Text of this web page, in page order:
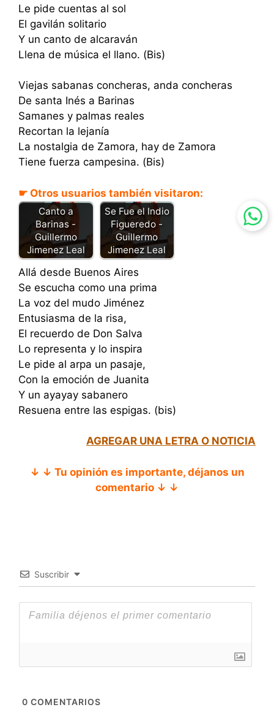
Le pide cuentas al sol
El gavilán solitario
Y un canto de alcaraván
Llena de música el llano. (Bis)
Viejas sabanas concheras, anda concheras
De santa Inés a Barinas
Samanes y palmas reales
Recortan la lejanía
La nostalgia de Zamora, hay de Zamora
Tiene fuerza campesina. (Bis)
☛ Otros usuarios también visitaron:
Canto a
Barinas -
Guillermo
Jimenez Leal
Se Fue el Indio
Figueredo -
Guillermo
Jimenez Leal
Allá desde Buenos Aires
Se escucha como una prima
La voz del mudo Jiménez
Entusiasma de la risa,
El recuerdo de Don Salva
Lo representa y lo inspira
Le pide al arpa un pasaje,
Con la emoción de Juanita
Y un ayayay sabanero
Resuena entre las espigas. (bis)
AGREGAR UNA LETRA O NOTICIA
↓ ↓ Tu opinión es importante, déjanos un
comentario ↓ ↓
Suscribir
0 COMENTARIOS